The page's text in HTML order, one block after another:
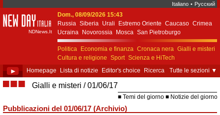
Italiano • Русский
New Day Italia
NDNews.It
Dom., 08/09/2026 15:43
Russia Siberia Urali Estremo Oriente Caucaso Crimea
Ucraina
Novorossia Mosca San Pietroburgo
Ekaterinburgo Kiev Simferopol
Sebastopoli
Politica
Economia e finanza Cronaca nera Gialli e misteri
Cultura e religione Sport Scienza e HiTech
Costume e società
Unione Europea
► Homepage Lista di notizie Editor's choice Ricerca Tutte le sezioni ▼
■■■ Gialli e misteri 01/06/17
Temi del giorno Notizie del giorno
Pubblicazioni del 01/06/17 (Archivio)